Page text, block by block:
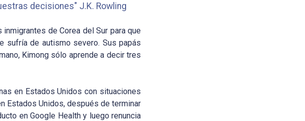
decisiones" J.K. Rowling
de Corea del Sur para que
sufría de autismo severo. Sus papás
Kimong sólo aprende a decir tres
en Estados Unidos con situaciones
Estados Unidos, después de terminar
en Google Health y luego renuncia